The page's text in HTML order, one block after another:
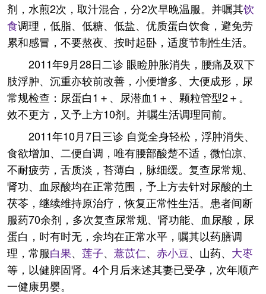
剂，水煎2次，取汁混合，分2次早晚温服。并嘱其饮
食调理，低脂、低糖、低盐、优质蛋白饮食，避免劳
累和感冒，不要熬夜、按时起卧，适度节制性生活。
2011年9月28日二诊 眼睑肿胀消失，腰痛及双下
肢浮肿、沉重亦较前改善，小便增多、大便成形，尿
常规检查：尿蛋白1＋、尿潜血1＋、颗粒管型2＋。
效不更方，又予上方10剂。并嘱生活调理同前。
2011年10月7日三诊 自觉全身轻松，浮肿消失、
食欲增加、二便自调，唯有腰部酸楚不适，微怕凉、
不耐疲劳，舌质淡，苔薄白，脉细缓。复查尿常规、
肾功、血尿酸均在正常范围，予上方去针对尿酸的土
茯苓，继续维持原治疗，恢复正常性生活。患者间断
服药70余剂，多次复查尿常规、肾功能、血尿酸，尿
蛋白，时有时无，余均在正常水平，嘱其以药膳调
理，常服白果、 莲子、 薏苡仁、 赤小豆、山药、 大枣
等，以健脾固肾。4个月后来述其妻已受孕，次年顺产
一健康男婴。